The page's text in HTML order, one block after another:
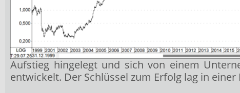
Aufstieg hingelegt und sich von einem
entwickelt. Der Schlüssel zum Erfolg lag in